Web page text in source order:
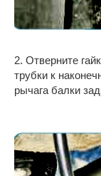
2. Отверните
трубки к
рычага балки